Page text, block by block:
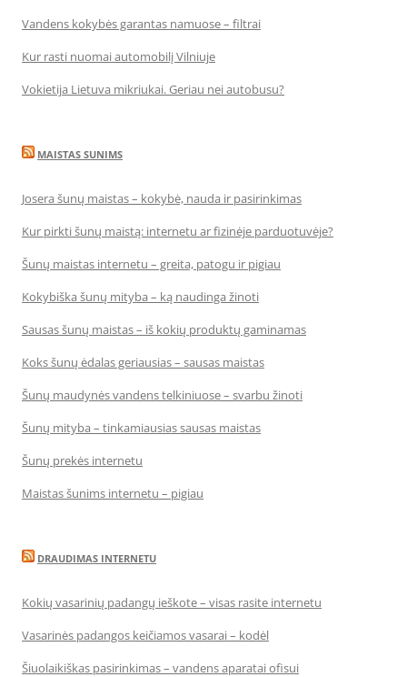
Vandens kokybės garantas namuose – filtrai
Kur rasti nuomai automobilį Vilniuje
Vokietija Lietuva mikriukai. Geriau nei autobusu?
MAISTAS SUNIMS
Josera šunų maistas – kokybė, nauda ir pasirinkimas
Kur pirkti šunų maistą: internetu ar fizinėje parduotuvėje?
Šunų maistas internetu – greita, patogu ir pigiau
Kokybiška šunų mityba – ką naudinga žinoti
Sausas šunų maistas – iš kokių produktų gaminamas
Koks šunų ėdalas geriausias – sausas maistas
Šunų maudynės vandens telkiniuose – svarbu žinoti
Šunų mityba – tinkamiausias sausas maistas
Šunų prekės internetu
Maistas šunims internetu – pigiau
DRAUDIMAS INTERNETU
Kokių vasarinių padangų ieškote – visas rasite internetu
Vasarinės padangos keičiamos vasarai – kodėl
Šiuolaikiškas pasirinkimas – vandens aparatai ofisui